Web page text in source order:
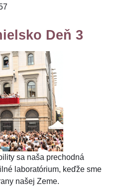
Deň 3
sa naša prechodná
laboratórium, keďže sme
našej Zeme.